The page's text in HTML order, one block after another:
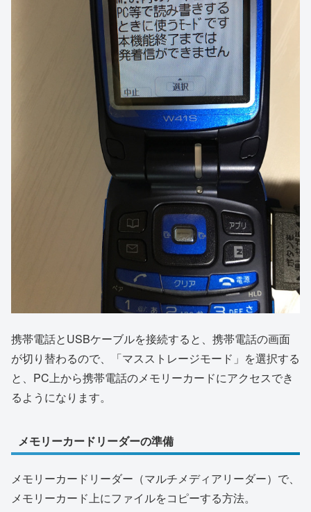
携帯電話とUSBケーブルを接続すると、携帯電話の画面
が切り替わるので、「マスストレージモード」を選択する
と、PC上から携帯電話のメモリーカードにアクセスでき
るようになります。
メモリーカードリーダーの準備
メモリーカードリーダー（マルチメディアリーダー）で、
メモリーカード上にファイルをコピーする方法。